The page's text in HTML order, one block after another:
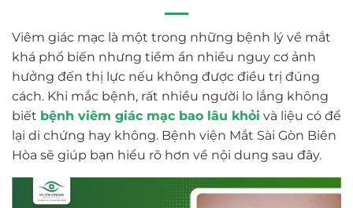
Viêm giác mạc là một trong những bệnh lý về mắt
khá phổ biến nhưng tiềm ẩn nhiều nguy cơ ảnh
hưởng đến thị lực nếu không được điều trị đúng
cách. Khi mắc bệnh, rất nhiều người lo lắng không
biết bệnh viêm giác mạc bao lâu khỏi và liệu có để
lại di chứng hay không. Bệnh viện Mắt Sài Gòn Biên
Hòa sẽ giúp bạn hiểu rõ hơn về nội dung sau đây.